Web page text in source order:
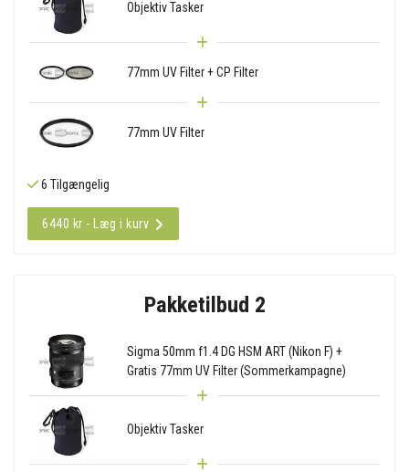
Objektiv Tasker
77mm UV Filter + CP Filter
77mm UV Filter
6 Tilgængelig
6440 kr - Læg i kurv
Pakketilbud 2
Sigma 50mm f1.4 DG HSM ART (Nikon F) +
Gratis 77mm UV Filter (Sommerkampagne)
Objektiv Tasker